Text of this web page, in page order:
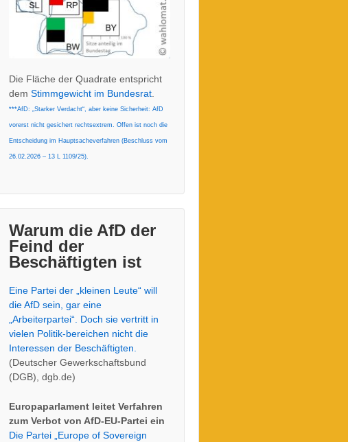
Die Fläche der Quadrate entspricht
dem Stimmgewicht im Bundesrat.
***AfD: „Starker Verdacht“, aber keine Sicherheit: AfD
vorerst nicht gesichert rechtsextrem. Offen ist noch die
Entscheidung im Hauptsacheverfahren (Beschluss vom
26.02.2026 – 13 L 1109/25).
Warum die AfD der
Feind der
Beschäftigten ist
Eine Partei der „kleinen Leute“ will
die AfD sein, gar eine
„Arbeiterpartei“. Doch sie vertritt in
vielen Politik-bereichen nicht die
Interessen der Beschäftigten.
(Deutscher Gewerkschaftsbund
(DGB), dgb.de)
Europaparlament leitet Verfahren
zum Verbot von AfD-EU-Partei ein
Die Partei „Europe of Sovereign